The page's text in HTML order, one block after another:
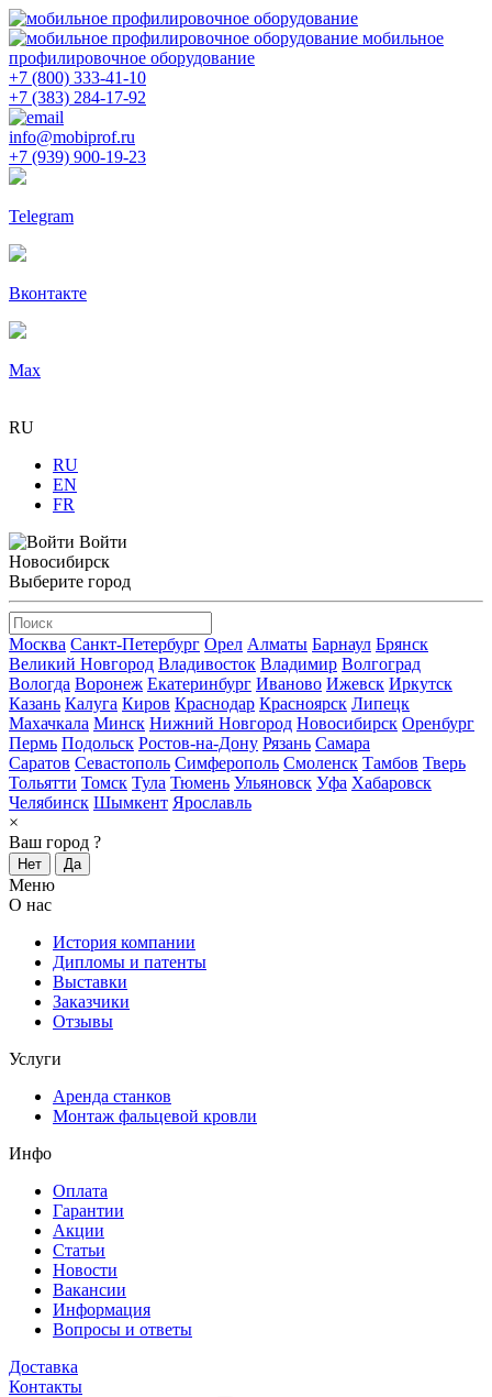
мобильное
профилировочное оборудование
+7 (800) 333-41-10
+7 (383) 284-17-92
info@mobiprof.ru
+7 (939) 900-19-23
Telegram
Вконтакте
Max
RU
RU
EN
FR
Войти
Новосибирск
Выберите город
Москва Санкт-Петербург Орел Алматы Барнаул Брянск
Великий Новгород Владивосток Владимир Волгоград
Вологда Воронеж Екатеринбург Иваново Ижевск Иркутск
Казань Калуга Киров Краснодар Красноярск Липецк
Махачкала Минск Нижний Новгород Новосибирск Оренбург
Пермь Подольск Ростов-на-Дону Рязань Самара
Саратов Севастополь Симферополь Смоленск Тамбов Тверь
Тольятти Томск Тула Тюмень Ульяновск Уфа Хабаровск
Челябинск Шымкент Ярославль
×
Ваш город ?
Нет Да
Меню
О нас
История компании
Дипломы и патенты
Выставки
Заказчики
Отзывы
Услуги
Аренда станков
Монтаж фальцевой кровли
Инфо
Оплата
Гарантии
Акции
Статьи
Новости
Вакансии
Информация
Вопросы и ответы
Доставка
Контакты